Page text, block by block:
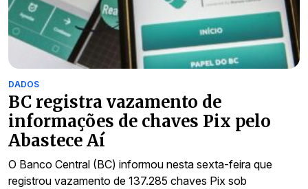
DADOS
BC registra vazamento de
informações de chaves Pix pelo
Abastece Aí
O Banco Central (BC) informou nesta sexta-feira que
registrou vazamento de 137.285 chaves Pix sob